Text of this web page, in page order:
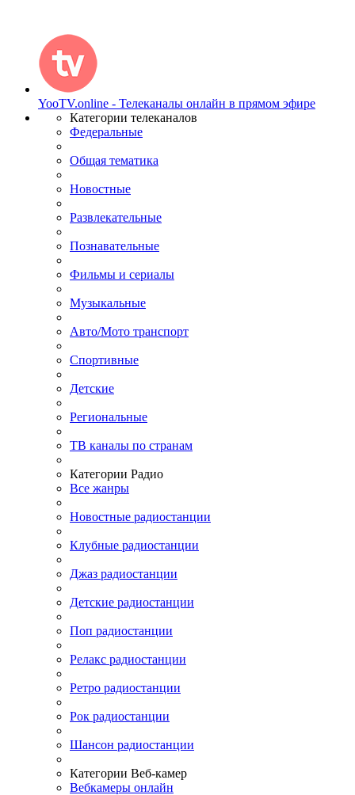
YooTV.online - Телеканалы онлайн в прямом эфире
Категории телеканалов
Федеральные
Общая тематика
Новостные
Развлекательные
Познавательные
Фильмы и сериалы
Музыкальные
Авто/Мото транспорт
Спортивные
Детские
Региональные
ТВ каналы по странам
Категории Радио
Все жанры
Новостные радиостанции
Клубные радиостанции
Джаз радиостанции
Детские радиостанции
Поп радиостанции
Релакс радиостанции
Ретро радиостанции
Рок радиостанции
Шансон радиостанции
Категории Веб-камер
Вебкамеры онлайн